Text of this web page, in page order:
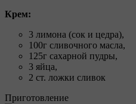
Крем:
3 лимона (сок и цедра),
100г сливочного масла,
125г сахарной пудры,
3 яйца,
2 ст. ложки сливок
Приготовление